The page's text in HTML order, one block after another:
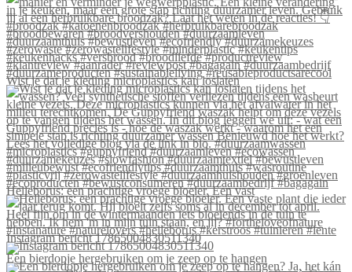
Wist je dat je kleding microplastics kan loslaten
Helleborus: een prachtige vroege bloeier. Een vast
Instagram bericht 17865004830511340
Een bierdopje hergebruiken om je zeep op te hangen